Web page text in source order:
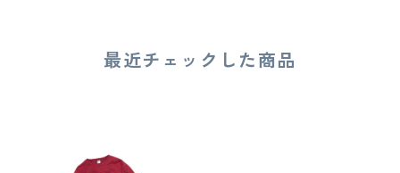
最近チェックした商品